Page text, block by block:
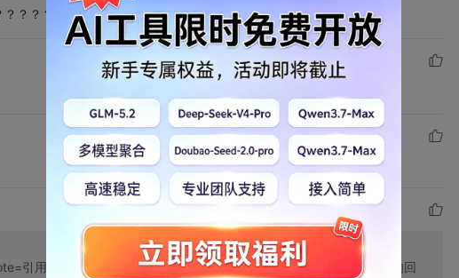
？？？？？、
引用 3 楼 u012998688 的回复:] [quote=引用 2 楼 qq_17280849 的回